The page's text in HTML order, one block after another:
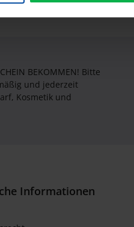
BEKOMMEN! Bitte
und jederzeit
Kosmetik und
Informationen